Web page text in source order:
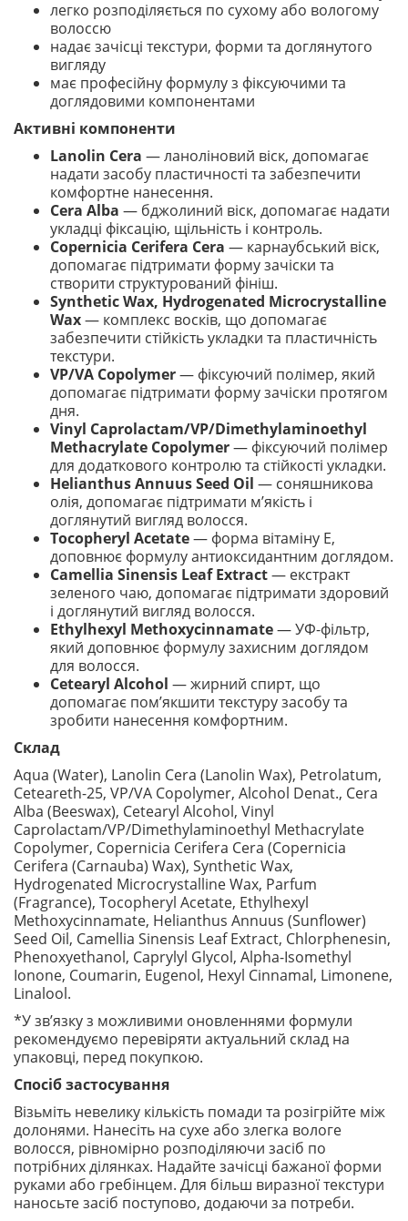
легко розподіляється по сухому або вологому
волоссю
надає зачісці текстури, форми та доглянутого
вигляду
має професійну формулу з фіксуючими та
доглядовими компонентами
Активні компоненти
Lanolin Cera — ланоліновий віск, допомагає
надати засобу пластичності та забезпечити
комфортне нанесення.
Cera Alba — бджолиний віск, допомагає надати
укладці фіксацію, щільність і контроль.
Copernicia Cerifera Cera — карнаубський віск,
допомагає підтримати форму зачіски та
створити структурований фініш.
Synthetic Wax, Hydrogenated Microcrystalline
Wax— комплекс восків, що допомагає
забезпечити стійкість укладки та пластичність
текстури.
VP/VA Copolymer— фіксуючий полімер, який
допомагає підтримати форму зачіски протягом
дня.
Vinyl Caprolactam/VP/Dimethylaminoethyl
Methacrylate Copolymer— фіксуючий полімер
для додаткового контролю та стійкості укладки.
Helianthus Annuus Seed Oil — соняшникова
олія, допомагає підтримати м’якість і
доглянутий вигляд волосся.
Tocopheryl Acetate— форма вітаміну E,
доповнює формулу антиоксидантним доглядом.
Camellia Sinensis Leaf Extract— екстракт
зеленого чаю, допомагає підтримати здоровий
і доглянутий вигляд волосся.
Ethylhexyl Methoxycinnamate— УФ-фільтр,
який доповнює формулу захисним доглядом
для волосся.
Cetearyl Alcohol — жирний спирт, що
допомагає пом’якшити текстуру засобу та
зробити нанесення комфортним.
Склад
Aqua (Water), Lanolin Cera (Lanolin Wax), Petrolatum,
Ceteareth-25, VP/VA Copolymer, Alcohol Denat., Cera
Alba (Beeswax), Cetearyl Alcohol, Vinyl
Caprolactam/VP/Dimethylaminoethyl Methacrylate
Copolymer, Copernicia Cerifera Cera (Copernicia
Cerifera (Carnauba) Wax), Synthetic Wax,
Hydrogenated Microcrystalline Wax, Parfum
(Fragrance), Tocopheryl Acetate, Ethylhexyl
Methoxycinnamate, Helianthus Annuus (Sunflower)
Seed Oil, Camellia Sinensis Leaf Extract, Chlorphenesin,
Phenoxyethanol, Caprylyl Glycol, Alpha-Isomethyl
Ionone, Coumarin, Eugenol, Hexyl Cinnamal, Limonene,
Linalool.
*У зв’язку з можливими оновленнями формули
рекомендуємо перевіряти актуальний склад на
упаковці, перед покупкою.
Спосіб застосування
Візьміть невелику кількість помади та розігрійте між
долонями. Нанесіть на сухе або злегка вологе
волосся, рівномірно розподіляючи засіб по
потрібних ділянках. Надайте зачісці бажаної форми
руками або гребінцем. Для більш виразної текстури
наносьте засіб поступово, додаючи за потреби.